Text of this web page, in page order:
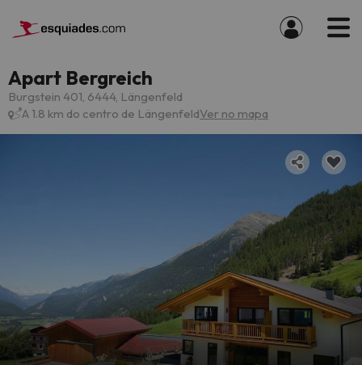
Apart Bergreich
Burgstein 401, 6444, Längenfeld
A 1.8 km do centro de LängenfeldVer no mapa